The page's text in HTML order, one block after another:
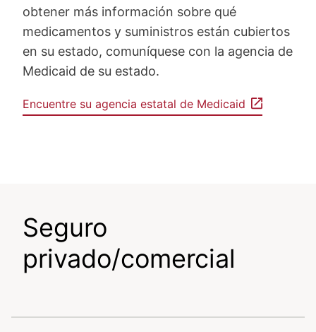
obtener más información sobre qué
medicamentos y suministros están cubiertos
en su estado, comuníquese con la agencia de
Medicaid de su estado.
Encuentre su agencia estatal de Medicaid
Seguro
privado/comercial